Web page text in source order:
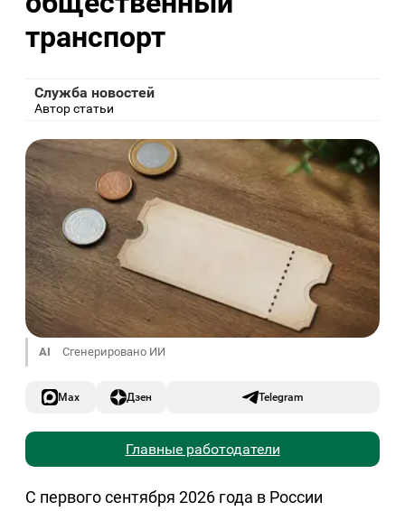
транспорт
Служба новостей
Автор статьи
AI Сгенерировано ИИ
Max Дзен Telegram
Главные работодатели
С первого сентября 2026 года в России